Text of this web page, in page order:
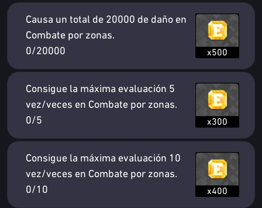
Causa un total de 20000 de daño en
Combate por zonas.
0/20000
x500
Consigue la máxima evaluación 5
vez/veces en Combate por zonas.
0/5
x300
Consigue la máxima evaluación 10
vez/veces en Combate por zonas.
0/10
x400